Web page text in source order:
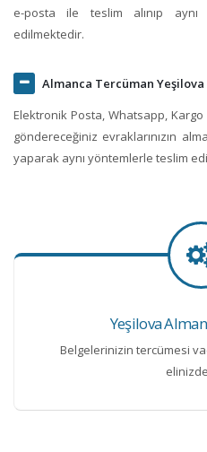
e-posta ile teslim alınıp
edilmektedir.
Almanca Tercüman Yeşilova
Elektronik Posta, Whatsapp, Kargo
göndereceğiniz evraklarınızın
yaparak aynı yöntemlerle teslim
Yeşilova
Belgelerinizin tercümesi